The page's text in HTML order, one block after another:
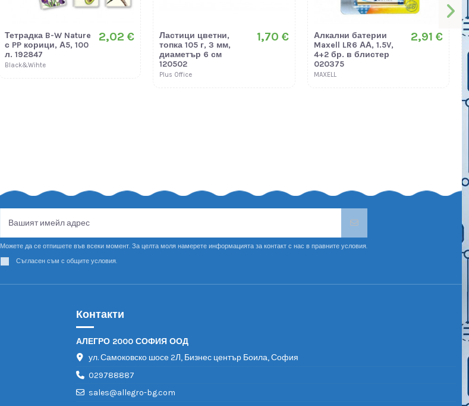
Тетрадка B-W Nature
с PP корици, А5, 100
л. 192847
Black&Wihte
2,02 €
Ластици цветни,
топка 105 г, 3 мм,
диаметър 6 см
120502
Plus Office
1,70 €
Алкални батерии
Maxell LR6 АА, 1.5V,
4+2 бр. в блистер
020375
MAXELL
2,91 €
Можете да се отпишете във всеки момент. За целта моля намерете информацията за контакт с нас в правните условия.
Съгласен съм с общите условия.
Контакти
АЛЕГРО 2000 СОФИЯ ООД
ул. Самоковско шосе 2Л, Бизнес център Боила, София
029788887
sales@allegro-bg.com